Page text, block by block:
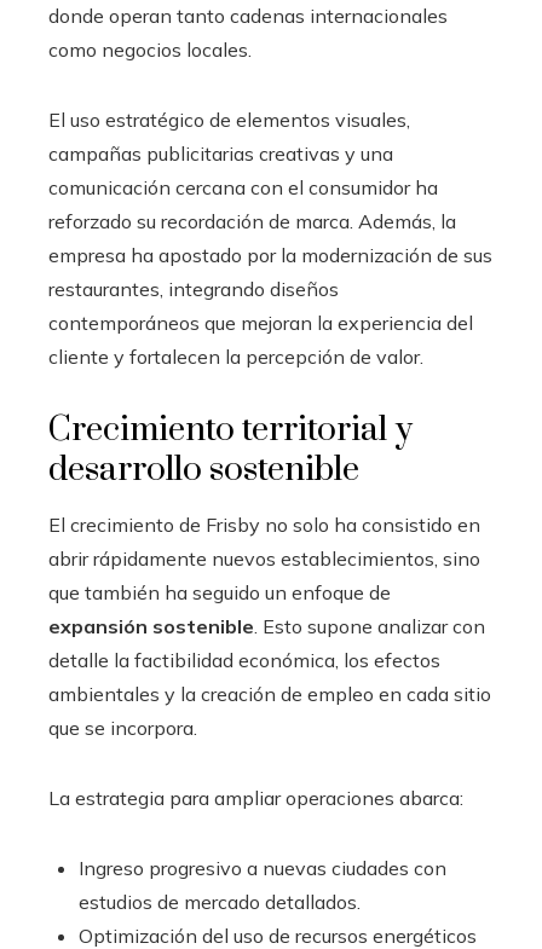
donde operan tanto cadenas internacionales
como negocios locales.
El uso estratégico de elementos visuales,
campañas publicitarias creativas y una
comunicación cercana con el consumidor ha
reforzado su recordación de marca. Además, la
empresa ha apostado por la modernización de sus
restaurantes, integrando diseños
contemporáneos que mejoran la experiencia del
cliente y fortalecen la percepción de valor.
Crecimiento territorial y
desarrollo sostenible
El crecimiento de Frisby no solo ha consistido en
abrir rápidamente nuevos establecimientos, sino
que también ha seguido un enfoque de
expansión sostenible. Esto supone analizar con
detalle la factibilidad económica, los efectos
ambientales y la creación de empleo en cada sitio
que se incorpora.
La estrategia para ampliar operaciones abarca:
Ingreso progresivo a nuevas ciudades con
estudios de mercado detallados.
Optimización del uso de recursos energéticos